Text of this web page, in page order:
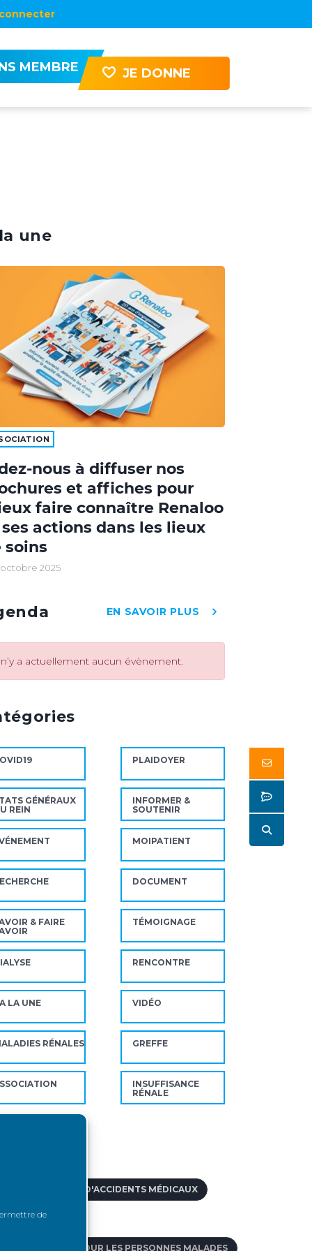
de
MEMBRE JE DONNE
une
nous à diffuser nos
et affiches pour
faire connaître Renaloo
actions dans les lieux
soins
2025
EN SAVOIR PLUS
n’y a actuellement aucun évènement.
PLAIDOYER
GÉNÉRAUX
REIN
INFORMER &
SOUTENIR
MOIPATIENT
DOCUMENT
& FAIRE
TÉMOIGNAGE
RENCONTRE
LA UNE VIDÉO
RÉNALES GREFFE
INSUFFISANCE
RÉNALE
AUX VICTIMES D'ACCIDENTS MÉDICAUX
AU CRÉDIT POUR LES PERSONNES MALADES